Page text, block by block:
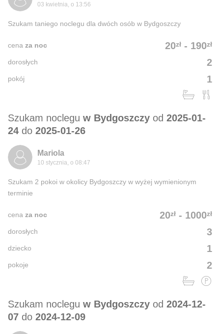
03 kwietnia, o 13:56
Szukam taniego noclegu dla dwóch osób w Bydgoszczy
20zł - 190zł
cena za noc
2
dorosłych
1
pokój
Szukam noclegu w Bydgoszczy od 2025-01-
24 do 2025-01-26
Mariola
10 stycznia, o 08:47
Szukam 2 pokoi w okolicy Bydgoszczy w wyżej wymienionym
terminie
20zł - 1000zł
cena za noc
3
dorosłych
1
dziecko
2
pokoje
Szukam noclegu w Bydgoszczy od 2024-12-
07 do 2024-12-09